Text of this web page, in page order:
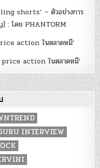
shorts’ – ตัวอย่างการ
: โดย PHANTORM
action ในตลาดหมี’
price action ในตลาดหมี’
INTERVIEW